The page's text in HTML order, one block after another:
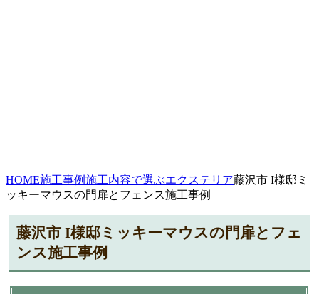
HOME施工事例施工内容で選ぶエクステリア藤沢市 I様邸ミ
ッキーマウスの門扉とフェンス施工事例
藤沢市 I様邸ミッキーマウスの門扉とフェ
ンス施工事例